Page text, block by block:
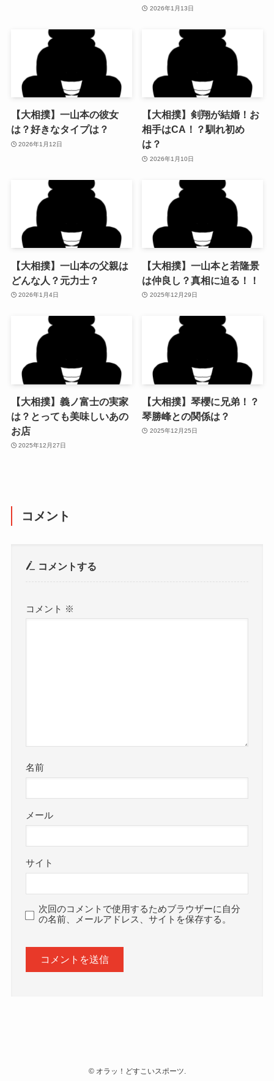
2026年1月13日
【大相撲】一山本の彼女
は？好きなタイプは？
2026年1月12日
【大相撲】剣翔が結婚！お
相手はCA！？馴れ初め
は？
2026年1月10日
【大相撲】一山本の父親は
どんな人？元力士？
2026年1月4日
【大相撲】一山本と若隆景
は仲良し？真相に迫る！！
2025年12月29日
【大相撲】義ノ富士の実家
は？とっても美味しいあの
お店
2025年12月27日
【大相撲】琴櫻に兄弟！？
琴勝峰との関係は？
2025年12月25日
コメント
コメントする
コメント ※
名前
メール
サイト
次回のコメントで使用するためブラウザーに自分
の名前、メールアドレス、サイトを保存する。
©オラッ！どすこいスポーツ.